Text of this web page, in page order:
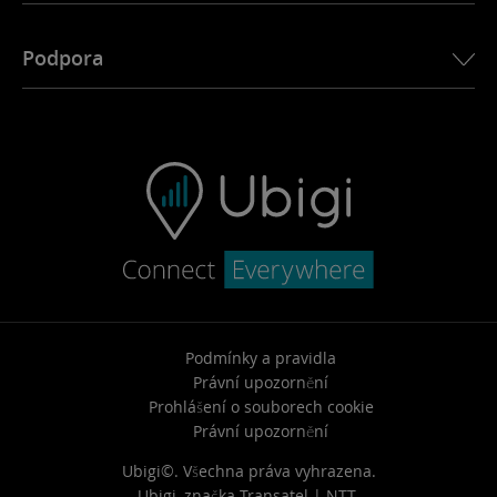
Tipy pro využití dat
Ubigi v tisku
Podpora
Podmínky a pravidla
Právní upozornění
Prohlášení o souborech cookie
Právní upozornění
Ubigi©. Všechna práva vyhrazena.